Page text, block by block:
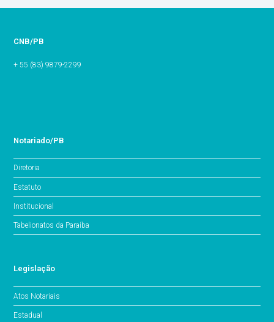
CNB/PB
+ 55 (83) 9879-2299
Notariado/PB
Diretoria
Estatuto
Institucional
Tabelionatos da Paraíba
Legislação
Atos Notariais
Estadual